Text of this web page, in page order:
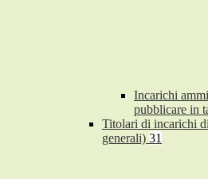
Incarichi
pubblicare in
Titolari di incarichi
generali) 31